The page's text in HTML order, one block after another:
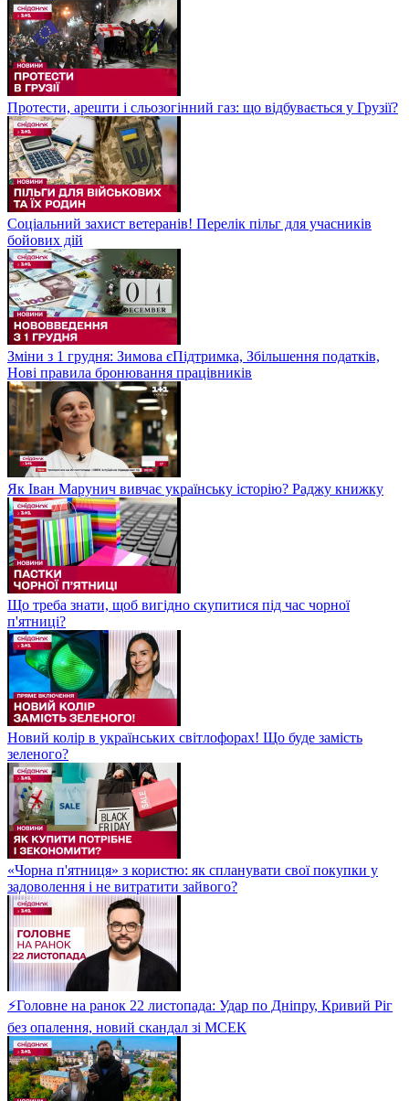
Протести, арешти і сльозогінний газ: що відбувається у Грузії?
Соціальний захист ветеранів! Перелік пільг для учасників
бойових дій
Зміни з 1 грудня: Зимова єПідтримка, Збільшення податків,
Нові правила бронювання працівників
Як Іван Марунич вивчає українську історію? Раджу книжку
Що треба знати, щоб вигідно скупитися під час чорної
п'ятниці?
Новий колір в українських світлофорах! Що буде замість
зеленого?
«Чорна п'ятниця» з користю: як спланувати свої покупки у
задоволення і не витратити зайвого?
⚡Головне на ранок 22 листопада: Удар по Дніпру, Кривий Ріг
без опалення, новий скандал зі МСЕК